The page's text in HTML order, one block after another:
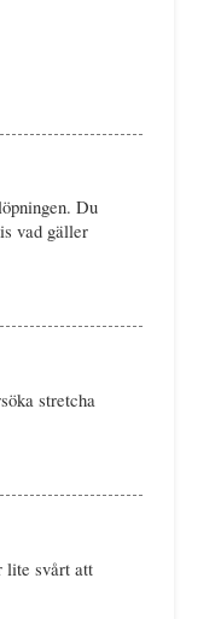
Du
vad gäller
stretcha
lite svårt att